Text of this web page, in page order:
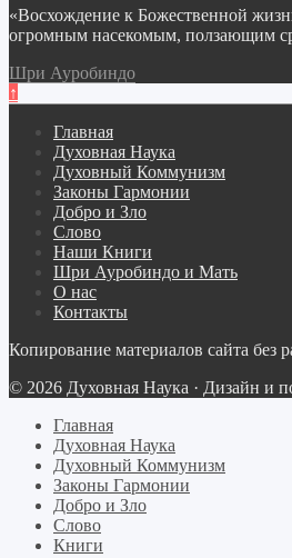
«Восхождение к Божественной
огромным насекомым, ползающим
Шри Ауробиндо
↑
Главная
Духовная Наука
Духовный Коммунизм
Законы Гармонии
Добро и Зло
Слово
Наши Книги
Шри Ауробиндо и Мать
О нас
Контакты
Копирование материалов сайта без
© 2026 Духовная Наука · Дизайн и
Главная
Духовная Наука
Духовный Коммунизм
Законы Гармонии
Добро и Зло
Слово
Книги